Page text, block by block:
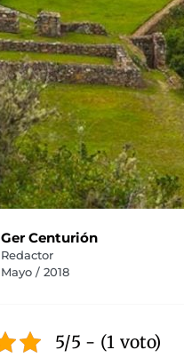
Ger Centurión
Redactor
Mayo / 2018
5/5 - (1 voto)